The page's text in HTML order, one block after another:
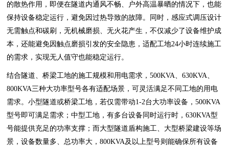
的散热作用，即便在隧道内通风不畅、户外高温暴晒的情况下，也能
保持设备稳定运行，避免因过热导致的故障。同时，感应式调压设计
无需触点和碳刷，无机械磨损、无火花产生，不仅减少了设备维护成
本，还能避免因触点磨损引发的安全隐患，适配工地24小时连续施工
的需求，实现无人值守也能稳定运行。
结合隧道、桥梁工地的施工规模和用电需求，500KVA、630KVA、
800KVA三种大功率型号各有适配场景，可灵活满足不同工地的用电
需求。小型隧道或桥梁工地，若仅需带动1-2台大功率设备，500KVA
型号即可满足需求；中型工地，有多台设备同时运行时，630KVA型
号能提供充足的功率支撑；而大型隧道盾构施工、大型桥梁建设等场
景，设备数量多、总功率大，800KVA及以上型号则能确保所有设备